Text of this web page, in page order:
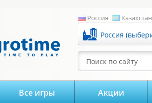
Россия Казахстан
Поиск по сайту
Все игры Акции